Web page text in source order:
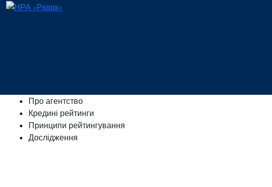
Про агентство
Кредині рейтинги
Принципи рейтингування
Дослідження